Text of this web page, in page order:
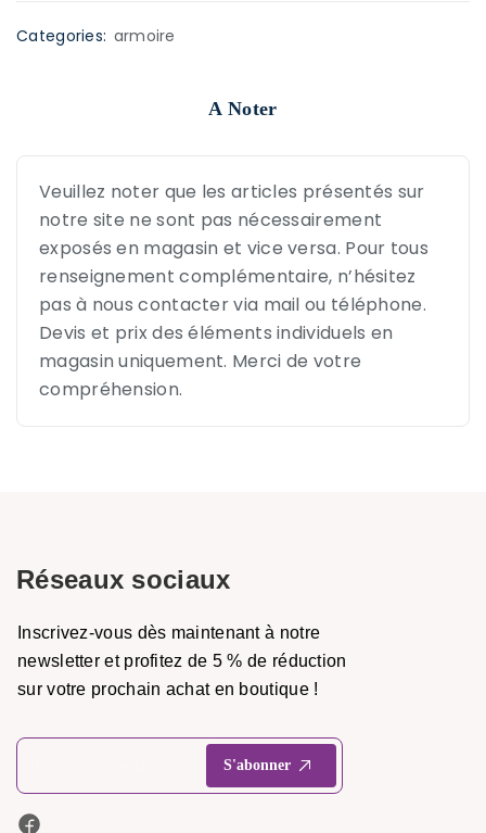
Categories: armoire
A Noter
Veuillez noter que les articles présentés sur
notre site ne sont pas nécessairement
exposés en magasin et vice versa. Pour tous
renseignement complémentaire, n’hésitez
pas à nous contacter via mail ou téléphone.
Devis et prix des éléments individuels en
magasin uniquement. Merci de votre
compréhension.
Réseaux sociaux
Inscrivez-vous dès maintenant à notre
newsletter et profitez de 5 % de réduction
sur votre prochain achat en boutique !